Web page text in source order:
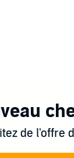
de l'offre